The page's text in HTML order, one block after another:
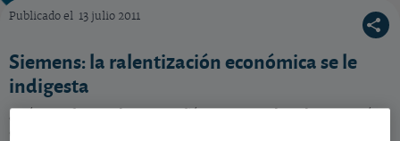
Publicado el 13 julio 2011
Siemens: la ralentización económica se le
indigesta
¿Cómo afronta la compañía germana la ralentización